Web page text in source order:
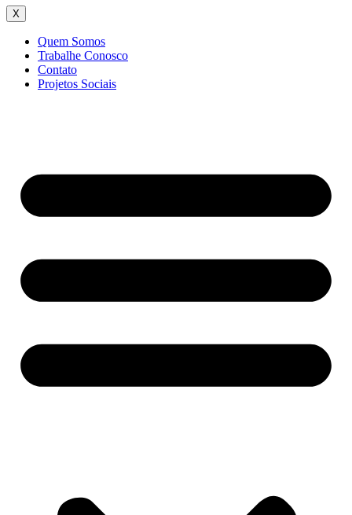
X
Quem Somos
Trabalhe Conosco
Contato
Projetos Sociais